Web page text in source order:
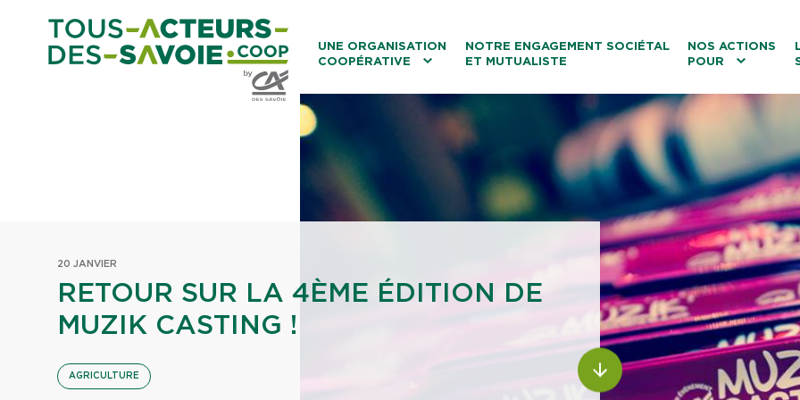
UNE ORGANISATION
COOPÉRATIVE
NOTRE ENGAGEMENT SOCIÉTAL
ET MUTUALISTE
NOS ACTIONS
POUR
Le tourisme
Les transitions
La biodiversité
Les associations
20 JANVIER
RETOUR SUR LA 4ÈME ÉDITION DE
MUZIK CASTING !
AGRICULTURE